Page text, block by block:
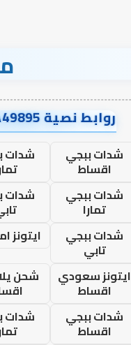
روابط نصية AA49895
شدات ببجي
اقساط
شدات
شدات ببجي
تمارا
شدات
شدات ببجي
تابي
ايتونز
ايتونز سعودي
اقساط
شحن
شدات ببجي
اقساط
شدات